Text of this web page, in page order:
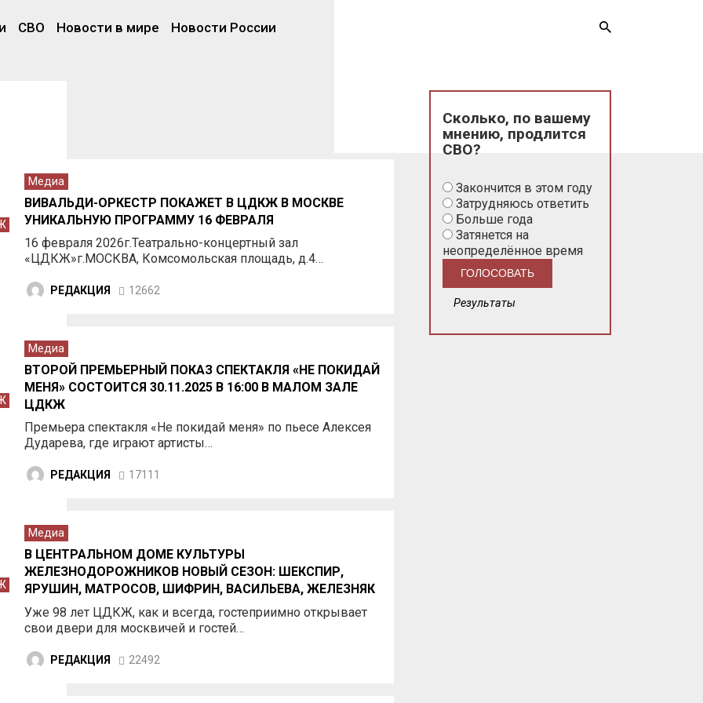
СВО Новости в мире Новости России
Медиа
ВИВАЛЬДИ-ОРКЕСТР ПОКАЖЕТ В ЦДКЖ В МОСКВЕ
УНИКАЛЬНУЮ ПРОГРАММУ 16 ФЕВРАЛЯ
16 февраля 2026г.Театрально-концертный зал
«ЦДКЖ»г.МОСКВА, Комсомольская площадь, д.4…
РЕДАКЦИЯ 12662
Медиа
ВТОРОЙ ПРЕМЬЕРНЫЙ ПОКАЗ СПЕКТАКЛЯ «НЕ ПОКИДАЙ
МЕНЯ» СОСТОИТСЯ 30.11.2025 В 16:00 В МАЛОМ ЗАЛЕ
ЦДКЖ
Премьера спектакля «Не покидай меня» по пьесе Алексея
Дударева, где играют артисты…
РЕДАКЦИЯ 17111
Медиа
В ЦЕНТРАЛЬНОМ ДОМЕ КУЛЬТУРЫ
ЖЕЛЕЗНОДОРОЖНИКОВ НОВЫЙ СЕЗОН: ШЕКСПИР,
ЯРУШИН, МАТРОСОВ, ШИФРИН, ВАСИЛЬЕВА, ЖЕЛЕЗНЯК
И ДРУГИЕ
Уже 98 лет ЦДКЖ, как и всегда, гостеприимно открывает
свои двери для москвичей и гостей…
РЕДАКЦИЯ 22492
Сколько, по вашему
мнению, продлится
СВО?
Закончится в этом году
Затрудняюсь ответить
Больше года
Затянется на
неопределённое время
Результаты